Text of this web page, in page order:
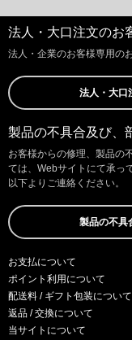
法人・大口注文のお
法人・企業のお客様専用の
法人・大口
製品の不具合及び、
お客様からの修理、製品の
ては、Webサイトにて承っ
以下よりご連絡ください。
製品の不具
お支払について
ポイント利用について
配送料 / ギフト包装について
返品 / 交換について
当サイトについて